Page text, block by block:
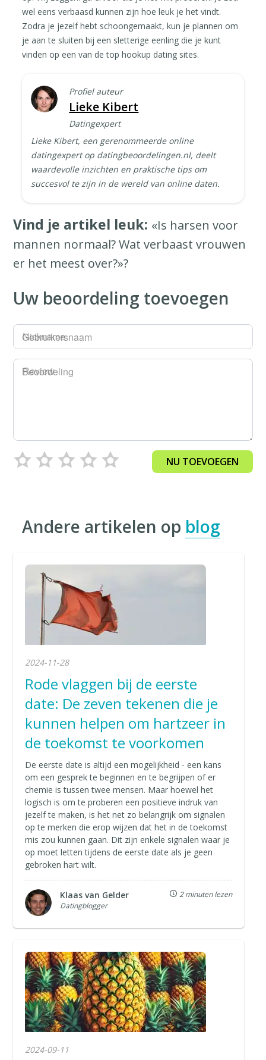
wel eens verbaasd kunnen zijn hoe leuk je het vindt.
Zodra je jezelf hebt schoongemaakt, kun je plannen om
je aan te sluiten bij een sletterige eenling die je kunt
vinden op een van de top hookup dating sites.
Profiel auteur
Lieke Kibert
Datingexpert
Lieke Kibert, een gerenommeerde online
datingexpert op datingbeoordelingen.nl, deelt
waardevolle inzichten en praktische tips om
succesvol te zijn in de wereld van online daten.
Vind je artikel leuk: «Is harsen voor
mannen normaal? Wat verbaast vrouwen
er het meest over?»?
Uw beoordeling toevoegen
Gebruikersnaam
Beoordeling
NU TOEVOEGEN
Andere artikelen op blog
2024-11-28
Rode vlaggen bij de eerste
date: De zeven tekenen die je
kunnen helpen om hartzeer in
de toekomst te voorkomen
De eerste date is altijd een mogelijkheid - een kans
om een gesprek te beginnen en te begrijpen of er
chemie is tussen twee mensen. Maar hoewel het
logisch is om te proberen een positieve indruk van
jezelf te maken, is het net zo belangrijk om signalen
op te merken die erop wijzen dat het in de toekomst
mis zou kunnen gaan. Dit zijn enkele signalen waar je
op moet letten tijdens de eerste date als je geen
gebroken hart wilt.
Klaas van Gelder
Datingblogger
2 minuten lezen
2024-09-11